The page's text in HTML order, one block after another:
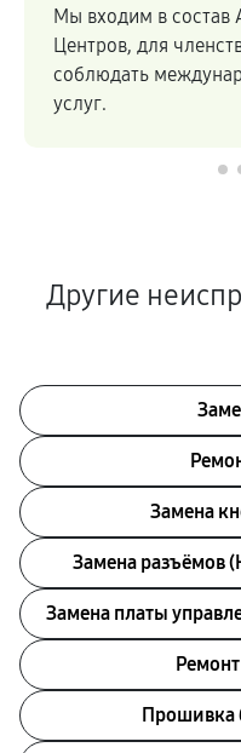
Мы входим в состав
Центров, для
соблюдать
услуг.
Другие
Замена
Замена разъёмов
Замена платы
Прошивка